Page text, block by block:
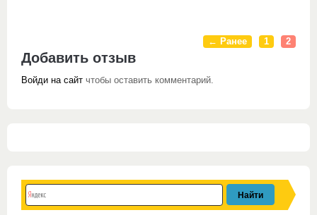
← Ранее 1 2
Добавить отзыв
Войди на сайт чтобы оставить комментарий.